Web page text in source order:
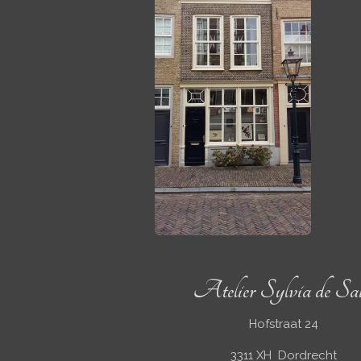
Atelier Sylvia de
Hofstraat 24
3311 XH Dordrecht